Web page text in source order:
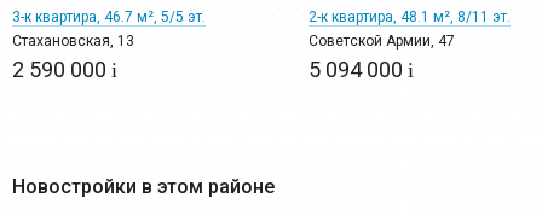
3-к квартира, 46.7 м², 5/5 эт.
Стахановская, 13
2 590 000 i
2-к квартира, 48.1 м², 8/11 эт.
Советской Армии, 47
5 094 000 i
Новостройки в этом районе